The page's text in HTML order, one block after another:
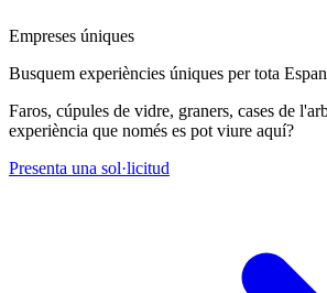
Empreses úniques
Busquem experiències úniques per tota
Faros, cúpules de vidre, graners, cases de
experiència que només es pot viure aquí?
Presenta una sol·licitud